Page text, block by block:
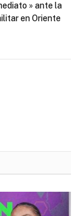
» ante la
en Oriente